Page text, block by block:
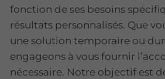
fonction de ses besoins
résultats personnalisés. Que
une solution temporaire ou
engageons à vous fournir
nécessaire. Notre objectif est